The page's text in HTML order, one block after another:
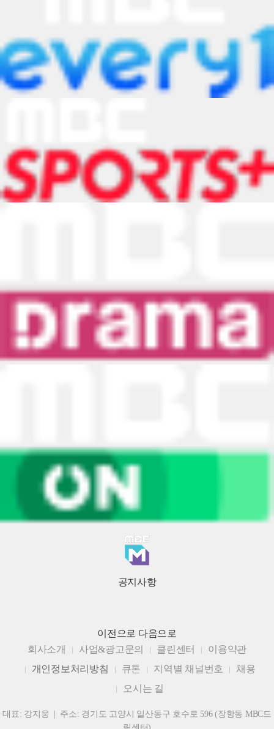
공지사항
이전으로 다음으로
회사소개
사업&광고문의 클린센터
이용약관
개인정보처리방침
큐톤 지역별 채널번호
채용
오시는 길
대표: 강지웅 | 주소: 경기도 고양시 일산동구 호수로 596 (장항동 MBC드